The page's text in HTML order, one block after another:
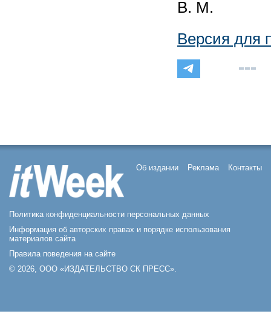
В. М.
Версия для
Об издании Реклама Контакты
Политика конфиденциальности персональных данных
Информация об авторских правах и порядке использования
материалов сайта
Правила поведения на сайте
© 2026, ООО «ИЗДАТЕЛЬСТВО СК ПРЕСС».